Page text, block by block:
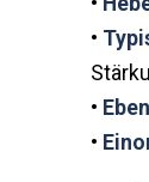
•
•
•